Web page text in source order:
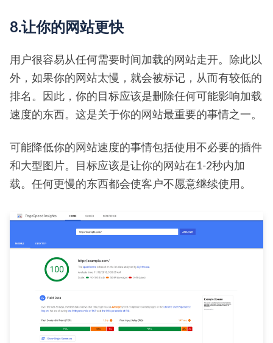
8.让你的网站更快
用户很容易从任何需要时间加载的网站走开。除此以
外，如果你的网站太慢，就会被标记，从而有较低的
排名。因此，你的目标应该是删除任何可能影响加载
速度的东西。这是关于你的网站最重要的事情之一。
可能降低你的网站速度的事情包括使用不必要的插件
和大型图片。目标应该是让你的网站在1-2秒内加
载。任何更慢的东西都会使客户不愿意继续使用。